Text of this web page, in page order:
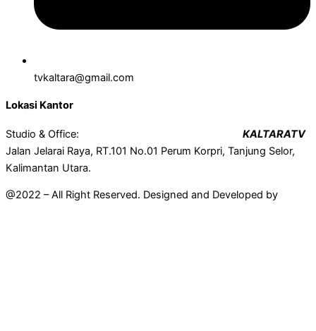
tvkaltara@gmail.com
Lokasi Kantor
Studio & Office: KALTARATV
Jalan Jelarai Raya, RT.101 No.01 Perum Korpri, Tanjung Selor,
Kalimantan Utara.
@2022 – All Right Reserved. Designed and Developed by